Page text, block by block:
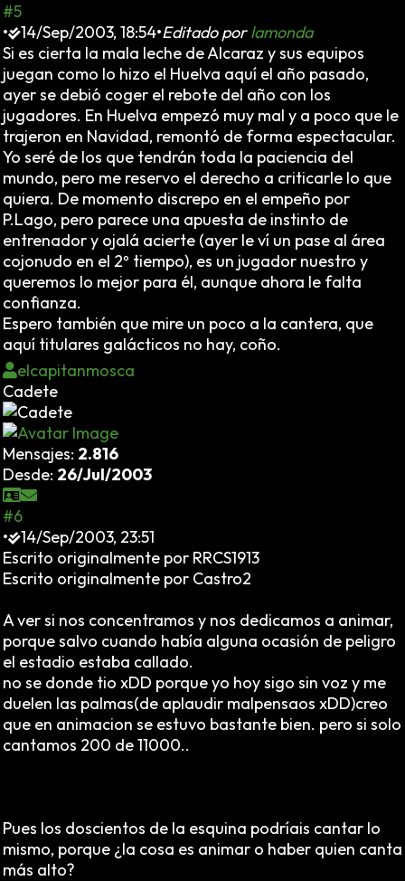
#5
•
14/Sep/2003, 18:54•Editado porlamonda
Si es cierta la mala leche de Alcaraz y sus equipos
juegan como lo hizo el Huelva aquí el año pasado,
ayer se debió coger el rebote del año con los
jugadores. En Huelva empezó muy mal y a poco que le
trajeron en Navidad, remontó de forma espectacular.
Yo seré de los que tendrán toda la paciencia del
mundo, pero me reservo el derecho a criticarle lo que
quiera. De momento discrepo en el empeño por
P.Lago, pero parece una apuesta de instinto de
entrenador y ojalá acierte (ayer le ví un pase al área
cojonudo en el 2º tiempo), es un jugador nuestro y
queremos lo mejor para él, aunque ahora le falta
confianza.
Espero también que mire un poco a la cantera, que
aquí titulares galácticos no hay, coño.
elcapitanmosca
Cadete
Mensajes: 2.816
Desde: 26/Jul/2003
#6
•
14/Sep/2003, 23:51
Escrito originalmente por RRCS1913
Escrito originalmente por Castro2
A ver si nos concentramos y nos dedicamos a animar,
porque salvo cuando había alguna ocasión de peligro
el estadio estaba callado.
no se donde tio xDD porque yo hoy sigo sin voz y me
duelen las palmas(de aplaudir malpensaos xDD)creo
que en animacion se estuvo bastante bien. pero si solo
cantamos 200 de 11000..
Pues los doscientos de la esquina podríais cantar lo
mismo, porque ¿la cosa es animar o haber quien canta
más alto?